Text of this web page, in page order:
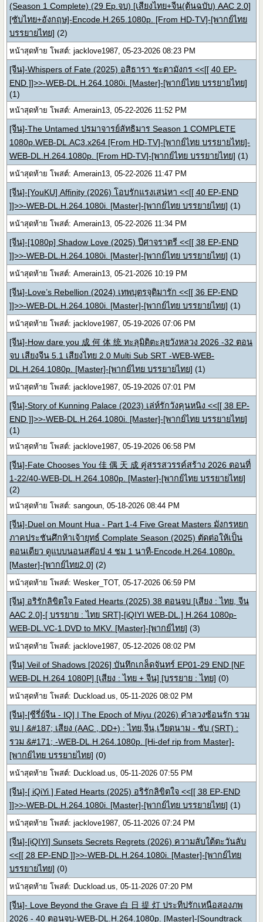
(Season 1 Complete) (29 Ep.จบ) [เสียงไทย+จีน(ต้นฉบับ) AAC 2.0]
[ซับไทย+อังกฤษ]-Encode.H.265.1080p. [From HD-TV]-[พากย์ไทย
บรรยายไทย] (2)
หน้าสุดท้าย โพสต์: jacklove1987, 05-23-2026 08:23 PM
[จีน]-Whispers of Fate (2025) อสิธารา ชะตามังกร <<[[ 40 EP-
END ]]>>-WEB-DL.H.264.1080i. [Master]-[พากย์ไทย บรรยายไทย]
(1)
หน้าสุดท้าย โพสต์: Amerain13, 05-22-2026 11:52 PM
[จีน]-The Untamed ปรมาจารย์ลัทธิมาร Season 1 COMPLETE
1080p.WEB-DL.AC3.x264 [From HD-TV]-[พากย์ไทย บรรยายไทย]-
WEB-DL.H.264.1080p. [From HD-TV]-[พากย์ไทย บรรยายไทย] (1)
หน้าสุดท้าย โพสต์: Amerain13, 05-22-2026 11:47 PM
[จีน]-[YouKU] Affinity (2026) โอบรักแรงเสน่หา <<[[ 40 EP-END
]]>>-WEB-DL.H.264.1080i. [Master]-[พากย์ไทย บรรยายไทย] (1)
หน้าสุดท้าย โพสต์: Amerain13, 05-22-2026 11:34 PM
[จีน]-[1080p] Shadow Love (2025) ปีศาจราตรี <<[[ 38 EP-END
]]>>-WEB-DL.H.264.1080i. [Master]-[พากย์ไทย บรรยายไทย] (1)
หน้าสุดท้าย โพสต์: Amerain13, 05-21-2026 10:19 PM
[จีน]-Love’s Rebellion (2024) เทพบุตรจุติมารัก <<[[ 36 EP-END
]]>>-WEB-DL.H.264.1080i. [Master]-[พากย์ไทย บรรยายไทย] (1)
หน้าสุดท้าย โพสต์: jacklove1987, 05-19-2026 07:06 PM
[จีน]-How dare you 成 何 体 统 ทะลุมิติตะลุยวังหลวง 2026 -32 ตอน
จบ เสียงจีน 5.1 เสียงไทย 2.0 Multi Sub SRT -WEB-WEB-
DL.H.264.1080p. [Master]-[พากย์ไทย บรรยายไทย] (1)
หน้าสุดท้าย โพสต์: jacklove1987, 05-19-2026 07:01 PM
[จีน]-Story of Kunning Palace (2023) เล่ห์รักวังคุนหนิง <<[[ 38 EP-
END ]]>>-WEB-DL.H.264.1080i. [Master]-[พากย์ไทย บรรยายไทย]
(1)
หน้าสุดท้าย โพสต์: jacklove1987, 05-19-2026 06:58 PM
[จีน]-Fate Chooses You 佳 偶 天 成 คู่สรรสวรรค์สร้าง 2026 ตอนที่
1-22/40-WEB-DL.H.264.1080p. [Master]-[พากย์ไทย บรรยายไทย]
(2)
หน้าสุดท้าย โพสต์: sangoun, 05-18-2026 08:44 PM
[จีน]-Duel on Mount Hua - Part 1-4 Five Great Masters มังกรหยก
ภาคประชันศึกห้าเจ้ายุทธ์ Complate Season (2025) ตัดต่อให้เป็น
ตอนเดียว ดูแบบนอนสต๊อป 4 ชม 1 นาที-Encode.H.264.1080p.
[Master]-[พากย์ไทย2.0] (2)
หน้าสุดท้าย โพสต์: Wesker_TOT, 05-17-2026 06:59 PM
[จีน] อริรักลิขิตใจ Fated Hearts (2025) 38 ตอนจบ [เสียง : ไทย, จีน
AAC 2.0]-[ บรรยาย : ไทย SRT]-[iQIYI WEB-DL.] H.264 1080p-
WEB-DL.VC-1.DVD to MKV. [Master]-[พากย์ไทย] (3)
หน้าสุดท้าย โพสต์: jacklove1987, 05-12-2026 08:02 PM
[จีน] Veil of Shadows [2026] บันทึกเกล็ดจันทร์ EP01-29 END [NF
WEB-DL H.264 1080P] [เสียง : ไทย + จีน] [บรรยาย : ไทย] (0)
หน้าสุดท้าย โพสต์: Duckload.us, 05-11-2026 08:02 PM
[จีน]-[ซีรี่ย์จีน - IQ] | The Epoch of Miyu (2026) คำลวงซ้อนรัก รวม
จบ | &#187; เสียง (AAC , DD+) : ไทย,จีน,เวียดนาม - ซับ (SRT) :
รวม &#171; -WEB-DL.H.264.1080p. [Hi-def rip from Master]-
[พากย์ไทย บรรยายไทย] (0)
หน้าสุดท้าย โพสต์: Duckload.us, 05-11-2026 07:55 PM
[จีน]-[ iQiYi ] Fated Hearts (2025) อริรักลิขิตใจ <<[[ 38 EP-END
]]>>-WEB-DL.H.264.1080i. [Master]-[พากย์ไทย บรรยายไทย] (1)
หน้าสุดท้าย โพสต์: jacklove1987, 05-11-2026 07:24 PM
[จีน]-[iQIYI] Sunsets Secrets Regrets (2026) ความลับใต้ตะวันลับ
<<[[ 28 EP-END ]]>>-WEB-DL.H.264.1080i. [Master]-[พากย์ไทย
บรรยายไทย] (0)
หน้าสุดท้าย โพสต์: Duckload.us, 05-11-2026 07:20 PM
[จีน]- Love Beyond the Grave 白 日 提 灯 ประทีปรักเหนือสองภพ
2026 - 40 ตอนจบ-WEB-DL.H.264.1080p. [Master]-[Soundtrack